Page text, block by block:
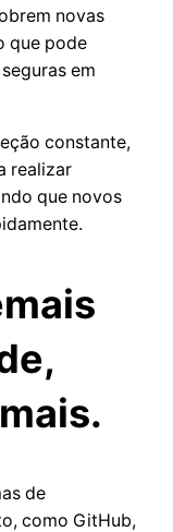
novas
que pode
em
constante,
realizar
que novos
de
como GitHub,